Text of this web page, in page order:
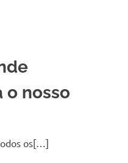
o nosso
os[…]